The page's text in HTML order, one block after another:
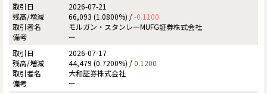
2026-07-21
66,093 (1.0800%) /-0.1100
モルガン・スタンレーMUFG証券株式会社
ー
2026-07-17
44,479 (0.7200%) /0.1200
大和証券株式会社
ー